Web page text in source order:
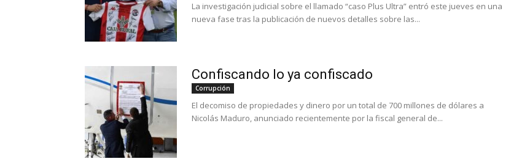
La investigación judicial sobre el llamado “caso Plus Ultra” entró este jueves en una
nueva fase tras la publicación de nuevos detalles sobre las...
Confiscando lo ya confiscado
Corrupción
El decomiso de propiedades y dinero por un total de 700 millones de dólares a
Nicolás Maduro, anunciado recientemente por la fiscal general de...